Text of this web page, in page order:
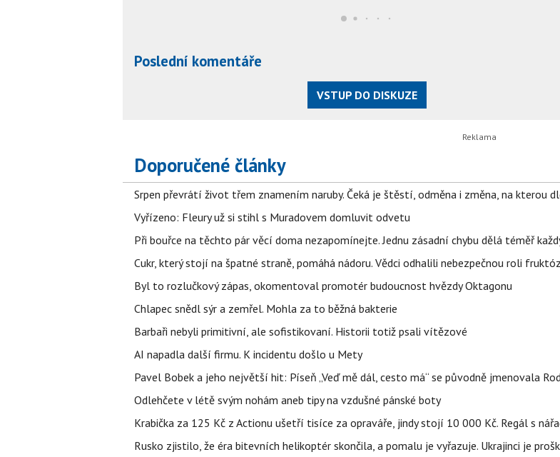
Poslední komentáře
VSTUP DO DISKUZE
Doporučené články
Srpen převrátí život třem znamením naruby. Čeká je štěstí, odměna i změna, na kterou
Vyřízeno: Fleury už si stihl s Muradovem domluvit odvetu
Při bouřce na těchto pár věcí doma nezapomínejte. Jednu zásadní chybu dělá téměř
Cukr, který stojí na špatné straně, pomáhá nádoru. Vědci odhalili nebezpečnou roli
Byl to rozlučkový zápas, okomentoval promotér budoucnost hvězdy Oktagonu
Chlapec snědl sýr a zemřel. Mohla za to běžná bakterie
Barbaři nebyli primitivní, ale sofistikovaní. Historii totiž psali vítězové
AI napadla další firmu. K incidentu došlo u Mety
Pavel Bobek a jeho největší hit: Píseň „Veď mě dál, cesto má“ se původně jmenovala
Odlehčete v létě svým nohám aneb tipy na vzdušné pánské boty
Krabička za 125 Kč z Actionu ušetří tisíce za opraváře, jindy stojí 10 000 Kč. Regál s
Rusko zjistilo, že éra bitevních helikoptér skončila, a pomalu je vyřazuje. Ukrajinci je